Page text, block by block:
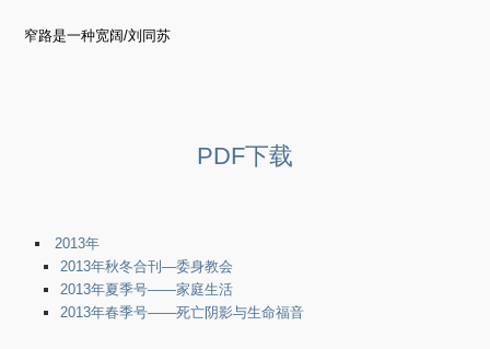
窄路是一种宽阔/刘同苏
PDF下载
2013年
2013年秋冬合刊—委身教会
2013年夏季号——家庭生活
2013年春季号——死亡阴影与生命福音